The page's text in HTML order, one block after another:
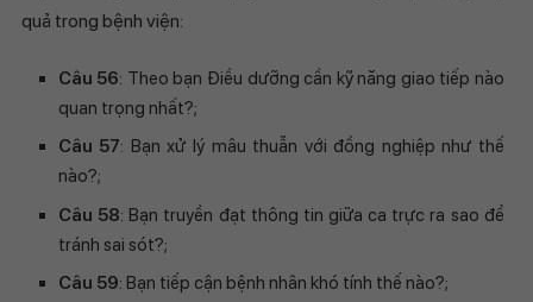
quả trong bệnh viện:
Câu 56: Theo bạn Điều dưỡng cần kỹ năng giao tiếp nào
quan trọng nhất?;
Câu 57: Bạn xử lý mâu thuẫn với đồng nghiệp như thế
nào?;
Câu 58: Bạn truyền đạt thông tin giữa ca trực ra sao để
tránh sai sót?;
Câu 59: Bạn tiếp cận bệnh nhân khó tính thế nào?;